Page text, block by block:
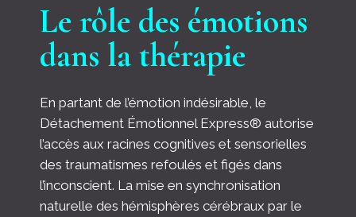
Le rôle des émotions
dans la thérapie
En partant de l’émotion indésirable, le
Détachement Émotionnel Express® autorise
l’accès aux racines cognitives et sensorielles
des traumatismes refoulés et figés dans
l’inconscient. La mise en synchronisation
naturelle des hémisphères cérébraux par le